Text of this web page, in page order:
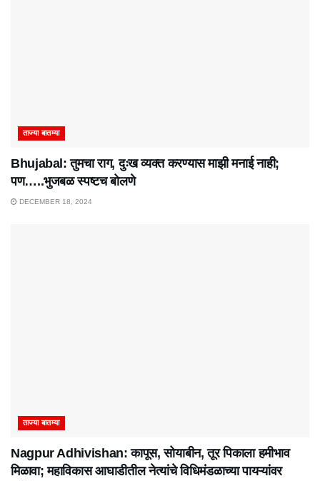
ताज्या बातम्या
Bhujabal: तुमचा राग, दुःख व्यक्त करण्यास माझी मनाई नाही;
पण…..भुजबळ स्पष्टच बोलणे
DECEMBER 18, 2024
ताज्या बातम्या
Nagpur Adhivishan: कापूस, सोयाबीन, तूर पिकाला हमीभाव
मिळावा; महाविकास आघाडीतील नेत्यांचे विधिमंडळाच्या पायऱ्यांवर